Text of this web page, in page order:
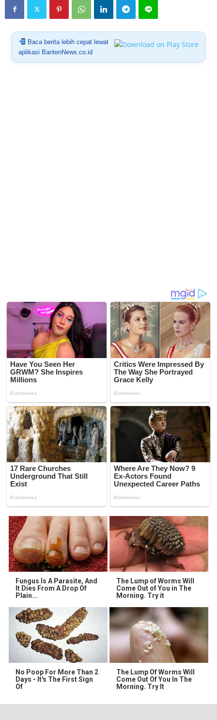
Baca berita lebih cepat lewat
aplikasi BantenNews.co.id
Fungus Is A Parasite, And
It Dies From A Drop Of
Plain...
The Lump of Worms Will
Come Out of You in The
Morning. Try it
No Poop For More Than 2
Days - It's The First Sign
Of
The Lump Of Worms Will
Come Out Of You In The
Morning. Try It